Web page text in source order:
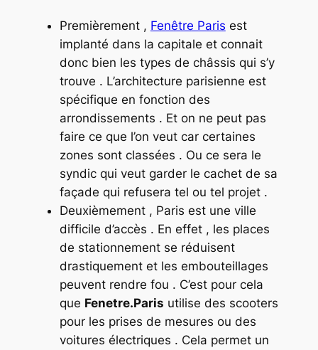
Premièrement , Fenêtre Paris est
implanté dans la capitale et connait
donc bien les types de châssis qui s’y
trouve . L’architecture parisienne est
spécifique en fonction des
arrondissements . Et on ne peut pas
faire ce que l’on veut car certaines
zones sont classées . Ou ce sera le
syndic qui veut garder le cachet de sa
façade qui refusera tel ou tel projet .
Deuxièmement , Paris est une ville
difficile d’accès . En effet , les places
de stationnement se réduisent
drastiquement et les embouteillages
peuvent rendre fou . C’est pour cela
que Fenetre.Paris utilise des scooters
pour les prises de mesures ou des
voitures électriques . Cela permet un